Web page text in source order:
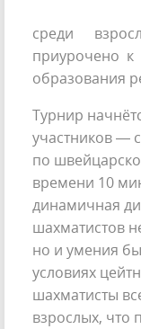
среди
приурочено к
образования
Турнир
участников —
по
времени 10
динамичная
шахматистов
но и умения
условиях
шахматисты
взрослых, что